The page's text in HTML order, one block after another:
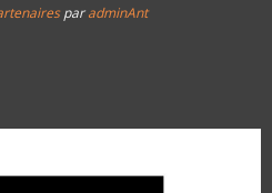
paradminAnt